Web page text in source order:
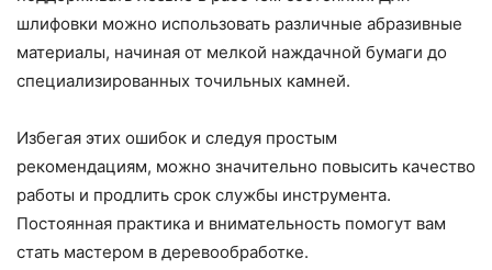
шлифовки можно использовать различные абразивные
материалы, начиная от мелкой наждачной бумаги до
специализированных точильных камней.
Избегая этих ошибок и следуя простым
рекомендациям, можно значительно повысить качество
работы и продлить срок службы инструмента.
Постоянная практика и внимательность помогут вам
стать мастером в деревообработке.